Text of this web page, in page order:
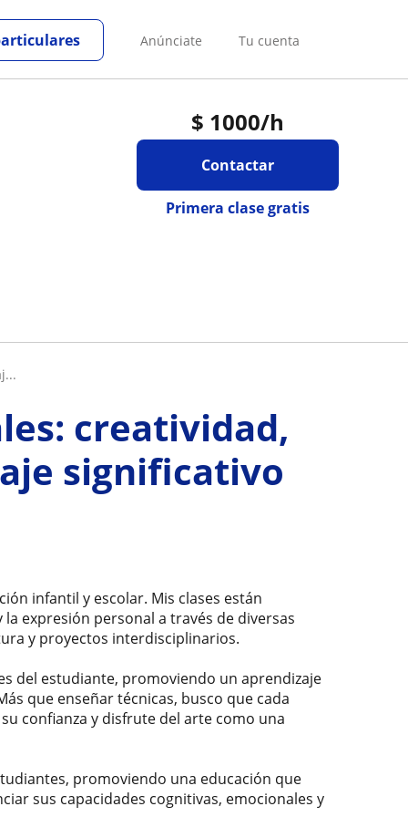
Anúnciate Tu cuenta
$ 1000/h
Contactar
Primera clase gratis
creatividad,
significativo
infantil y escolar. Mis clases están
expresión personal a través de diversas
y proyectos interdisciplinarios.
del estudiante, promoviendo un aprendizaje
que enseñar técnicas, busco que cada
confianza y disfrute del arte como una
promoviendo una educación que
sus capacidades cognitivas, emocionales y